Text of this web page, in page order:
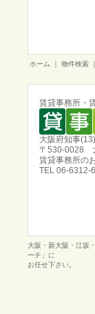
ホーム 物件検索
賃貸事務所・
大阪府知事
〒530-0028
賃貸事務所の
TEL 06-6312-
大阪・新大阪・江坂
ーチ」に
お任せ下さい。